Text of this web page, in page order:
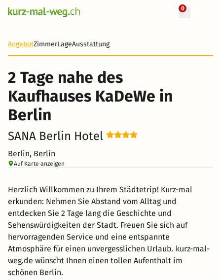
0 + 55 Fotos
AngebotZimmerLageAusstattung
2 Tage nahe des
Kaufhauses KaDeWe in
Berlin
SANA Berlin Hotel
Berlin, Berlin
Auf Karte anzeigen
Herzlich Willkommen zu Ihrem Städtetrip! Kurz-mal
erkunden: Nehmen Sie Abstand vom Alltag und
entdecken Sie 2 Tage lang die Geschichte und
Sehenswürdigkeiten der Stadt. Freuen Sie sich auf
hervorragenden Service und eine entspannte
Atmosphäre für einen unvergesslichen Urlaub. kurz-mal-
weg.de wünscht Ihnen einen tollen Aufenthalt im
schönen Berlin.